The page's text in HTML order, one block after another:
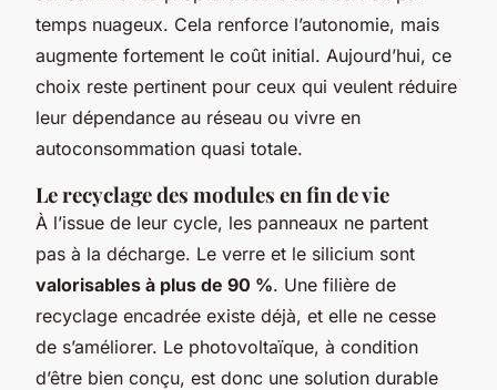
temps nuageux. Cela renforce l’autonomie, mais
augmente fortement le coût initial. Aujourd’hui, ce
choix reste pertinent pour ceux qui veulent réduire
leur dépendance au réseau ou vivre en
autoconsommation quasi totale.
Le recyclage des modules en fin de vie
À l’issue de leur cycle, les panneaux ne partent
pas à la décharge. Le verre et le silicium sont
valorisables à plus de 90 %. Une filière de
recyclage encadrée existe déjà, et elle ne cesse
de s’améliorer. Le photovoltaïque, à condition
d’être bien conçu, est donc une solution durable